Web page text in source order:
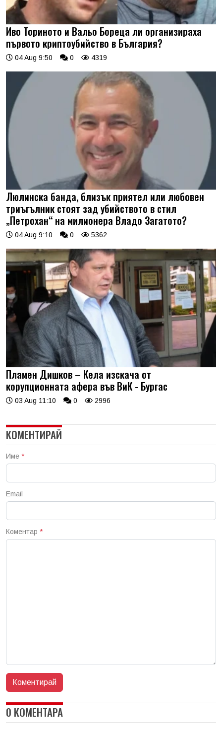
Иво Ториното и Вальо Бореца ли организираха
първото криптоубийство в България?
04 Aug 9:50 0 4319
Люлинска банда, близък приятел или любовен
триъгълник стоят зад убийството в стил
„Петрохан“ на милионера Владо Загатото?
04 Aug 9:10 0 5362
Пламен Дишков – Кела изскача от
корупционната афера във ВиК - Бургас
03 Aug 11:10 0 2996
КОМЕНТИРАЙ
Име *
Email
Коментар *
0 КОМЕНТАРА